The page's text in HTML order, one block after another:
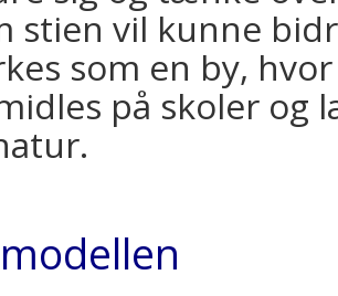
stien vil kunne
som en by,
på skoler og